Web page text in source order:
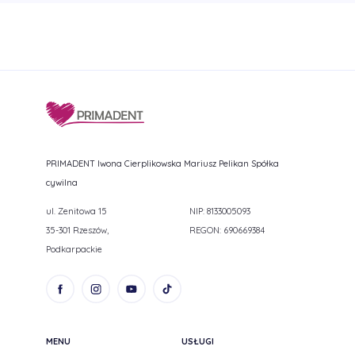
PRIMADENT Iwona Cierplikowska Mariusz Pelikan Spółka
cywilna
ul. Zenitowa 15
35-301 Rzeszów,
Podkarpackie
NIP: 8133005093
REGON: 690669384
MENU USŁUGI